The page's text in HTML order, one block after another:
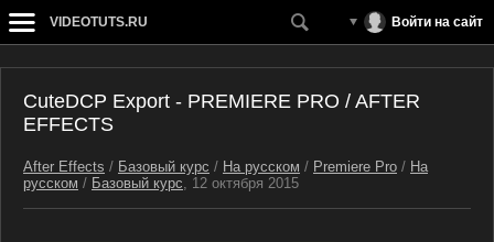
VIDEOTUTS.RU Войти на сайт
CuteDCP Export - PREMIERE PRO / AFTER
EFFECTS
After Effects / Базовый курс / На русском / Premiere Pro / На
русском / Базовый курс, 12 октября 2015